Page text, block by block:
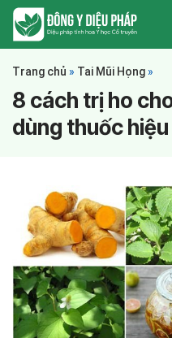
Trang chủ » Tai Mũi Họng »
8 cách trị ho
dùng thuốc